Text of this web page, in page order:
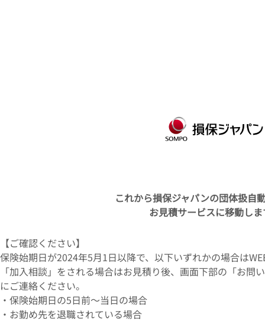
これから損保ジャパンの団体扱自
お見積サービスに移動しま
【ご確認ください】
保険始期日が2024年5月1日以降で、以下いずれかの場合は
「加入相談」をされる場合はお見積り後、画面下部の「お問
にご連絡ください。
・保険始期日の5日前～当日の場合
・お勤め先を退職されている場合